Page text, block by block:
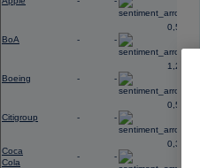
BoA - -
0,56
Boeing - -
1,28
Citigroup - -
0,56
Coca
Cola
- -
0,31